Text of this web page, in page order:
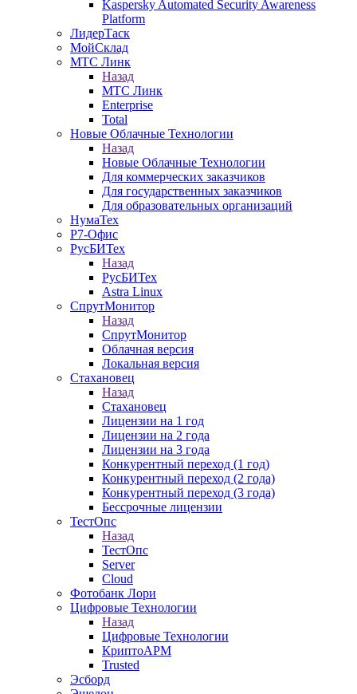
Kaspersky Automated Security Awareness
Platform
ЛидерТаск
МойСклад
МТС Линк
Назад
МТС Линк
Enterprise
Total
Новые Облачные Технологии
Назад
Новые Облачные Технологии
Для коммерческих заказчиков
Для государственных заказчиков
Для образовательных организаций
НумаТех
Р7-Офис
РусБИТех
Назад
РусБИТех
Astra Linux
СпрутМонитор
Назад
СпрутМонитор
Облачная версия
Локальная версия
Стахановец
Назад
Стахановец
Лицензии на 1 год
Лицензии на 2 года
Лицензии на 3 года
Конкурентный переход (1 год)
Конкурентный переход (2 года)
Конкурентный переход (3 года)
Бессрочные лицензии
ТестОпс
Назад
ТестОпс
Server
Cloud
Фотобанк Лори
Цифровые Технологии
Назад
Цифровые Технологии
КриптоАРМ
Trusted
Эсборд